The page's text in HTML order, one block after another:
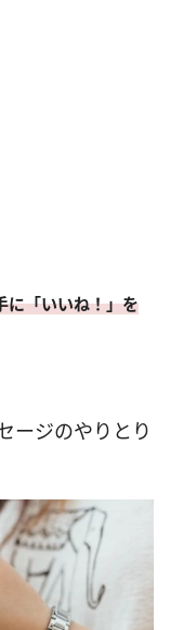
に「いいね！」を
ージのやりとり